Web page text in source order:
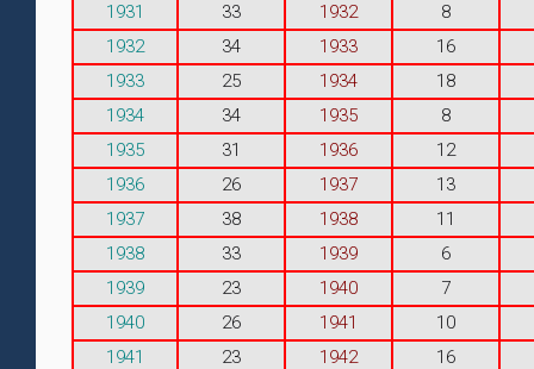
1931
33 1932
8
1932
34 1933
16
1933
25 1934
18
1934
34 1935
8
1935
31 1936
12
1936
26 1937
13
1937
38 1938
11
1938
33 1939
6
1939
23 1940
7
1940
26 1941
10
1941
23 1942
16